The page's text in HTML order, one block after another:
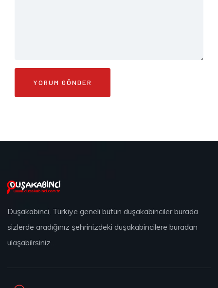
Duşakabinci, Türkiye geneli bütün duşakabinciler burada
sizlerde aradığınız şehrinizdeki duşakabincilere buradan
ulaşabilrsiniz…